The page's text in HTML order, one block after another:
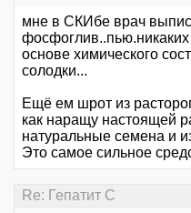
мне в СКИбе врач
основе химического
солодки...
Ещё ем шрот из
как наращу настоящей
натуральные семена и
Это самое сильное
Re: Гепатит С